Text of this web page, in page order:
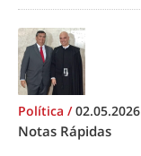
Política /02.05.2026
Notas Rápidas